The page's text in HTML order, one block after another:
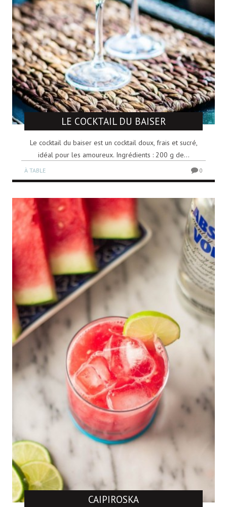
LE COCKTAIL DU BAISER
Le cocktail du baiser est un cocktail doux, frais et sucré,
idéal pour les amoureux. Ingrédients : 200 g de...
À TABLE 0
CAIPIROSKA